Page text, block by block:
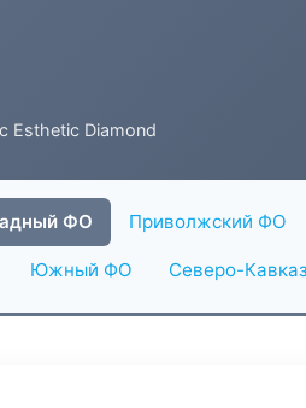
Esthetic Diamond
ФО Приволжский ФО
Южный ФО Северо-